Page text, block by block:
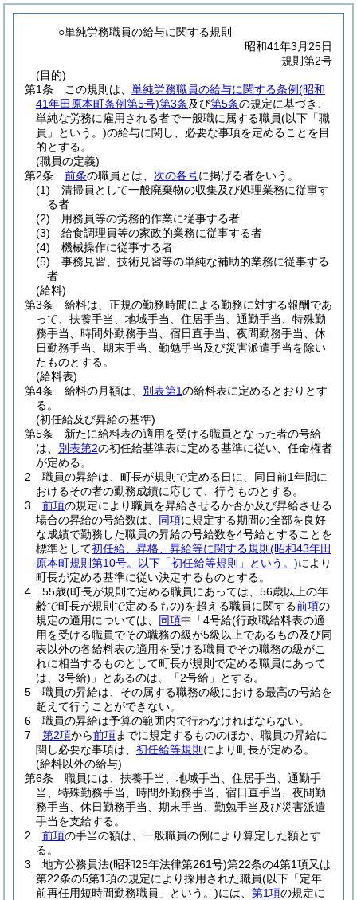
○単純労務職員の給与に関する規則
昭和41年3月25日
規則第2号
(目的)
第1条
この規則は、 単純労務職員の給与に関する条例(昭和
41年田原本町条例第5号)第3条及び第5条の規定に基づき、
単純な労務に雇用される者で一般職に属する職員(以下「職
員」という。)の給与に関し、必要な事項を定めることを目
的とする。
(職員の定義)
第2条
前条の職員とは、 次の各号に掲げる者をいう。
(1)
清掃員として一般廃棄物の収集及び処理業務に従事す
る者
(2)
用務員等の労務的作業に従事する者
(3)
給食調理員等の家政的業務に従事する者
(4)
機械操作に従事する者
(5)
事務見習、技術見習等の単純な補助的業務に従事する
者
(給料)
第3条
給料は、正規の勤務時間による勤務に対する報酬であ
って、扶養手当、地域手当、住居手当、通勤手当、特殊勤
務手当、時間外勤務手当、宿日直手当、夜間勤務手当、休
日勤務手当、期末手当、勤勉手当及び災害派遣手当を除い
たものとする。
(給料表)
第4条
給料の月額は、 別表第1の給料表に定めるとおりとす
る。
(初任給及び昇給の基準)
第5条
新たに給料表の適用を受ける職員となった者の号給
は、 別表第2の初任給基準表に定める基準に従い、任命権者
が定める。
2
職員の昇給は、町長が規則で定める日に、同日前1年間に
おけるその者の勤務成績に応じて、行うものとする。
3
前項の規定により職員を昇給させるか否か及び昇給させる
場合の昇給の号給数は、 同項に規定する期間の全部を良好
な成績で勤務した職員の昇給の号給数を4号給とすることを
標準として初任給、昇格、昇給等に関する規則 (昭和43年田
原本町規則第10号。以下「初任給等規則」という。)により
町長が定める基準に従い決定するものとする。
4
55歳(町長が規則で定める職員にあっては、56歳以上の年
齢で町長が規則で定めるもの)を超える職員に関する前項の
規定の適用については、 同項中「4号給(行政職給料表の適
用を受ける職員でその職務の級が5級以上であるもの及び同
表以外の各給料表の適用を受ける職員でその職務の級がこ
れに相当するものとして町長が規則で定める職員にあって
は、3号給) 」とあるのは、「2号給」とする。
5
職員の昇給は、その属する職務の級における最高の号給を
超えて行うことができない。
6
職員の昇給は予算の範囲内で行わなければならない。
7
第2項から前項までに規定するもののほか、職員の昇給に
関し必要な事項は、 初任給等規則 により町長が定める。
(給料以外の給与)
第6条
職員には、扶養手当、地域手当、住居手当、通勤手
当、特殊勤務手当、時間外勤務手当、宿日直手当、夜間勤
務手当、休日勤務手当、期末手当、勤勉手当及び災害派遣
手当を支給する。
2
前項の手当の額は、一般職員の例により算定した額とす
る。
3
地方公務員法(昭和25年法律第261号)第22条の4第1項又は
第22条の5第1項の規定により採用された職員(以下「定年
前再任用短時間勤務職員」という。)には、 第1項の規定に